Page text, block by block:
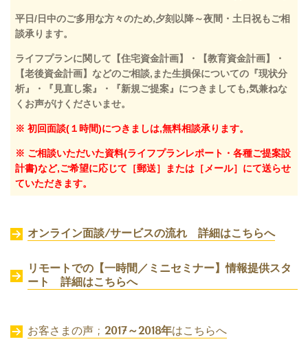
平日/日中のご多用な方々のため,夕刻以降～夜間・土日祝もご相
談承ります。
ライフプランに関して【住宅資金計画】・【教育資金計画】・
【老後資金計画】などのご相談,また生損保についての『現状分
析』・『見直し案』・『新規ご提案』につきましても,気兼ねな
くお声がけくださいませ。
※ 初回面談(１時間)につきましは,無料相談承ります。
※ ご相談いただいた資料(ライフプランレポート・各種ご提案設
計書)など,ご希望に応じて［郵送］または［メール］にて送らせ
ていただきます。
オンライン面談/サービスの流れ 詳細はこちらへ
リモートでの【一時間／ミニセミナー】情報提供スタ
ート 詳細はこちらへ
お客さまの声 ; 2017～2018年はこちらへ